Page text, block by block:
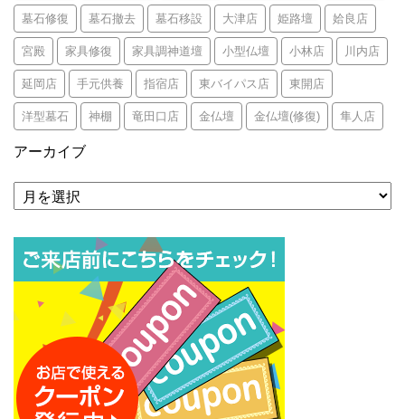
墓石修復 墓石撤去 墓石移設 大津店 姫路壇 姶良店
宮殿 家具修復 家具調神道壇 小型仏壇 小林店 川内店
延岡店 手元供養 指宿店 東バイパス店 東開店
洋型墓石 神棚 竜田口店 金仏壇 金仏壇(修復) 隼人店
アーカイブ
ア
ー
ブ